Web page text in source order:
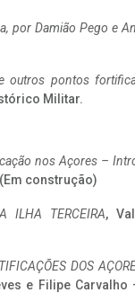
por Damião Pego e
outros pontos
Militar.
nos Açores –
construção)
ILHA TERCEIRA,
DOS
e Filipe Carvalho